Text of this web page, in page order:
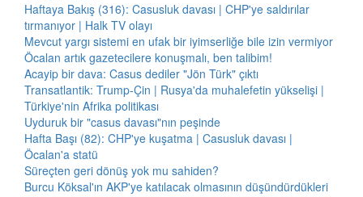
Haftaya Bakış (316): Casusluk davası | CHP'ye saldırılar
tırmanıyor | Halk TV olayı
Mevcut yargı sistemi en ufak bir iyimserliğe bile izin vermiyor
Öcalan artık gazetecilere konuşmalı, ben talibim!
Acayip bir dava: Casus dediler "Jön Türk" çıktı
Transatlantik: Trump-Çin | Rusya'da muhalefetin yükselişi |
Türkiye'nin Afrika politikası
Uyduruk bir "casus davası"nın peşinde
Hafta Başı (82): CHP'ye kuşatma | Casusluk davası |
Öcalan'a statü
Süreçten geri dönüş yok mu sahiden?
Burcu Köksal'ın AKP'ye katılacak olmasının düşündürdükleri